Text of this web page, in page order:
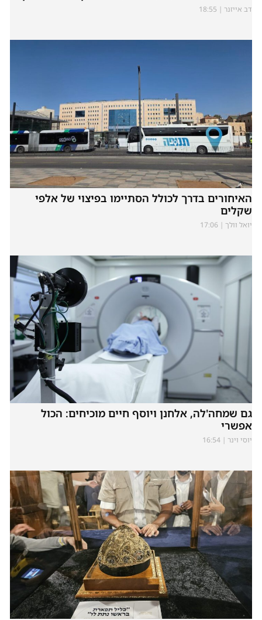
דב אייזנר
האיחורים בדרך לכולל הסתיימו בפיצוי של אלפי
שקלים
יואל וולך
גם שמחה'לה, אלחנן ויוסף חיים מוכיחים: הכול
אפשרי
יוסי וינר